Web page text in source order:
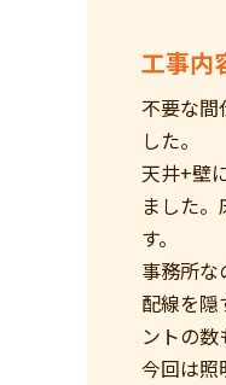
工事内
不要な間
した。
天井+壁
ました
す。
事務所な
配線を隠
ントの数
今回は照